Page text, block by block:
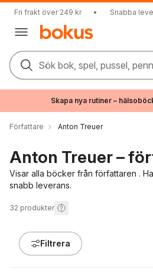
Fri frakt över 249 kr • Snabba
Sök bok, spel, pussel,
Skapa nya rutiner –
Författare Anton Treuer
Anton Treuer –
Visar alla böcker från författaren .
snabb leverans.
32 produkter
Filtrera